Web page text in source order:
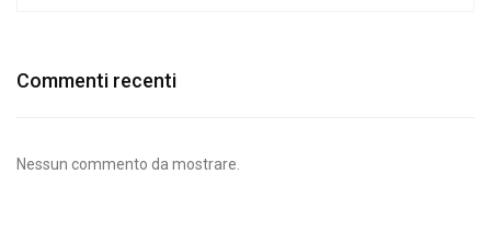
Commenti recenti
Nessun commento da mostrare.